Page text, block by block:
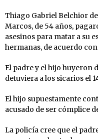
Thiago Gabriel Belchior
Marcos, de 54 años,
asesinos para matar a su
hermanas, de acuerdo
El padre y el hijo huyeron
detuviera a los sicarios el
El hijo supuestamente
acusado de ser cómplice
La policía cree que el